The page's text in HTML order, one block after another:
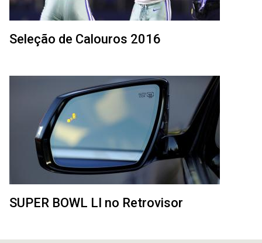
Seleção de Calouros 2016
SUPER BOWL LI no Retrovisor